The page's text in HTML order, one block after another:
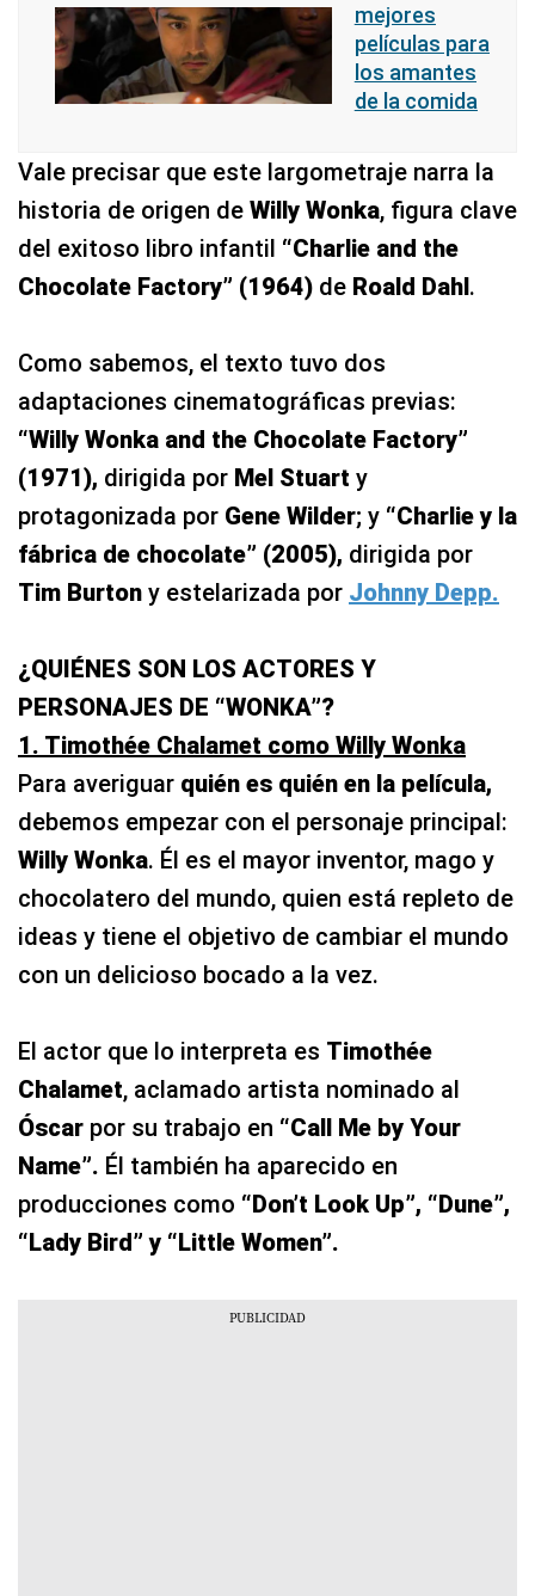
mejores
películas para
los amantes
de la comida
Vale precisar que este largometraje narra la
historia de origen de Willy Wonka, figura clave
del exitoso libro infantil “Charlie and the
Chocolate Factory” (1964) de Roald Dahl.
Como sabemos, el texto tuvo dos
adaptaciones cinematográficas previas:
“Willy Wonka and the Chocolate Factory”
(1971), dirigida por Mel Stuart y
protagonizada por Gene Wilder; y “Charlie y la
fábrica de chocolate” (2005), dirigida por
Tim Burton y estelarizada por Johnny Depp.
¿QUIÉNES SON LOS ACTORES Y
PERSONAJES DE “WONKA”?
1. Timothée Chalamet como Willy Wonka
Para averiguar quién es quién en la película,
debemos empezar con el personaje principal:
Willy Wonka. Él es el mayor inventor, mago y
chocolatero del mundo, quien está repleto de
ideas y tiene el objetivo de cambiar el mundo
con un delicioso bocado a la vez.
El actor que lo interpreta es Timothée
Chalamet, aclamado artista nominado al
Óscar por su trabajo en “Call Me by Your
Name”. Él también ha aparecido en
producciones como “Don’t Look Up”, “Dune”,
“Lady Bird” y “Little Women”.